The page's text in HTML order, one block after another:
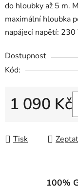
do hloubky až 5 m.
maximální hloubka
napájecí napětí: 230
Dostupnost
Kód:
1 090 Kč
Tisk
100%